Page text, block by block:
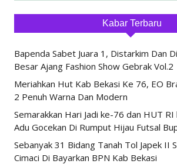
Kabar Terbaru
Bapenda Sabet Juara 1, Distarkim Dan
Besar Ajang Fashion Show Gebrak Vol.2
Meriahkan Hut Kab Bekasi Ke 76, EO
2 Penuh Warna Dan Modern
Semarakkan Hari Jadi ke-76 dan HUT
Adu Gocekan Di Rumput Hijau Futsal
Sebanyak 31 Bidang Tanah Tol Japek II
Cimaci Di Bayarkan BPN Kab Bekasi